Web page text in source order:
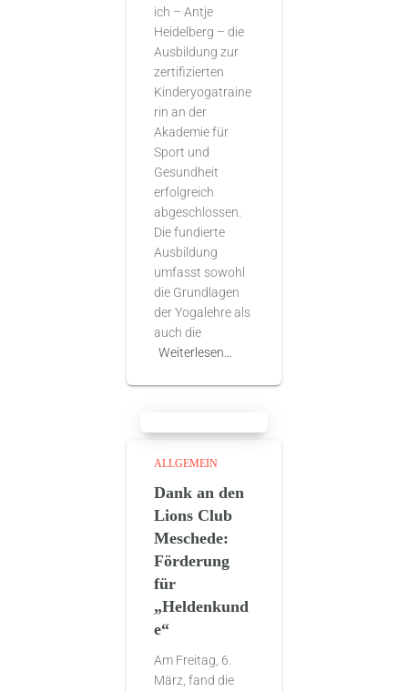
ich – Antje
Heidelberg – die
Ausbildung zur
zertifizierten
Kinderyogatraine
rin an der
Akademie für
Sport und
Gesundheit
erfolgreich
abgeschlossen.
Die fundierte
Ausbildung
umfasst sowohl
die Grundlagen
der Yogalehre als
auch die
Weiterlesen…
ALLGEMEIN
Dank an den
Lions Club
Meschede:
Förderung
für
„Heldenkund
e“
Am Freitag, 6.
März, fand die